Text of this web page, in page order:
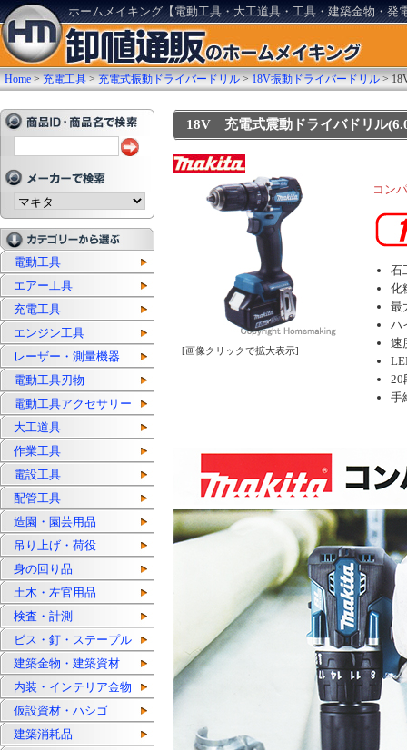
ホームメイキング【電動工具・大工道具・工具・建築金物・発
Home >充電工具 >充電式振動ドライバードリル >18V振動ドライバードリル >
電動工具
エアー工具
充電工具
エンジン工具
レーザー・測量機器
電動工具刃物
電動工具アクセサリー
大工道具
作業工具
電設工具
配管工具
造園・園芸用品
吊り上げ・荷役
身の回り品
土木・左官用品
検査・計測
ビス・釘・ステープル
建築金物・建築資材
内装・インテリア金物
仮設資材・ハシゴ
建築消耗品
18V 充電式震動ドライバドリル
[画像クリックで拡大表示]
コン
石
化
最
ハ
速
20
手